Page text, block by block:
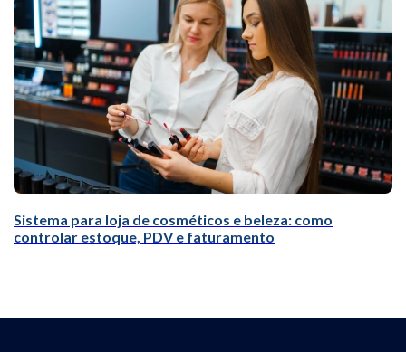
Sistema para loja de cosméticos e beleza: como
controlar estoque, PDV e faturamento